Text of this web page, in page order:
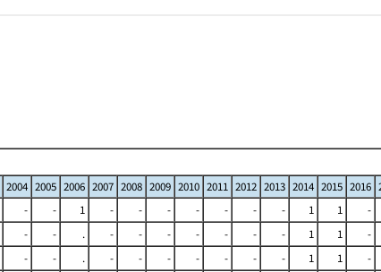
2004 2005 2006 2007 2008 2009 2010 2011 2012 2013 2014 2015 2016
- - 1 - - - - - - - 1 1
-
- - . - - - - - - - 1 1
-
- - . - - - - - - - 1 1
-